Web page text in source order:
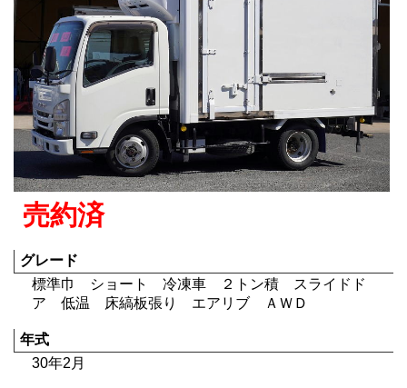
売約済
グレード
標準巾 ショート 冷凍車 ２トン積 スライドド
ア 低温 床縞板張り エアリブ ＡＷＤ
年式
30年2月